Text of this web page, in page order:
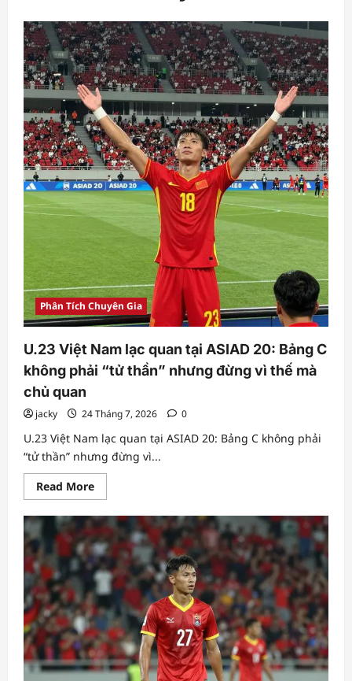
Phân Tích Chuyên Gia
U.23 Việt Nam lạc quan tại ASIAD 20: Bảng C
không phải “tử thần” nhưng đừng vì thế mà
chủ quan
jacky 24 Tháng 7, 2026 0
U.23 Việt Nam lạc quan tại ASIAD 20: Bảng C không phải
“tử thần” nhưng đừng vì...
Read MoreRead
more
U.23
Việt
Nam
lạc
quan
tại
ASIAD
20:
Bảng
C
không
phải
“tử
thần”
nhưng